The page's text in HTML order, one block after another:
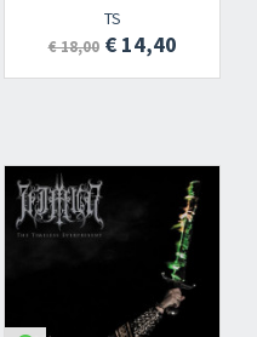
TS
€ 18,00 € 14,40